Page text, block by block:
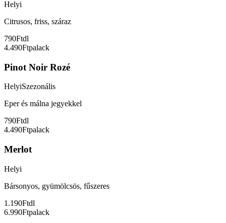
Helyi
Citrusos, friss, száraz
790Ftdl
4.490Ftpalack
Pinot Noir Rozé
HelyiSzezonális
Eper és málna jegyekkel
790Ftdl
4.490Ftpalack
Merlot
Helyi
Bársonyos, gyümölcsös, fűszeres
1.190Ftdl
6.990Ftpalack